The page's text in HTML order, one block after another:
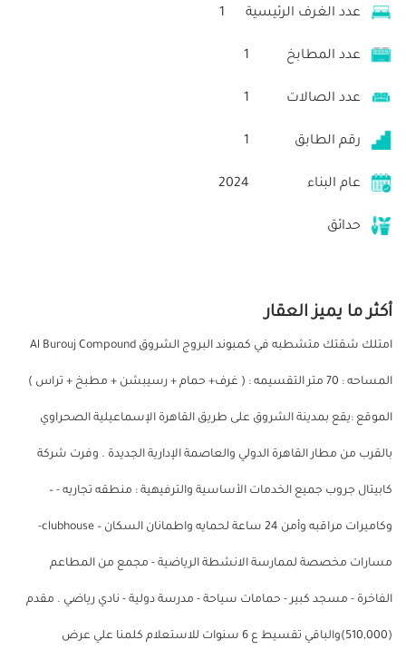
عدد الغرف الرئيسية 1
عدد المطابخ 1
عدد الصالات 1
رقم الطابق 1
عام البناء 2024
حدائق
أكثر ما يميز العقار
امتلك شقتك متشطبه في كمبوند البروج الشروق Al Burouj Compound
المساحه : 70 متر التقسيمه : ( غرف+ حمام + رسيبشن + مطبخ + تراس )
الموقع :يقع بمدينة الشروق على طريق القاهرة الإسماعيلية الصحراوي
بالقرب من مطار القاهرة الدولي والعاصمة الإدارية الجديدة . وفرت شركة
كابيتال جروب جميع الخدمات الأساسية والترفيهية : منطقه تجاريه - –
وكاميرات مراقبه وأمن 24 ساعة لحمايه واطمانان السكان – clubhouse-
مسارات مخصصة لممارسة الانشطة الرياضية - مجمع من المطاعم
الفاخرة - مسجد كبير - حمامات سياحة - مدرسة دولية - نادي رياضي . مقدم
(510,000)والباقي تقسيط ع 6 سنوات للاستعلام كلمنا علي عرض